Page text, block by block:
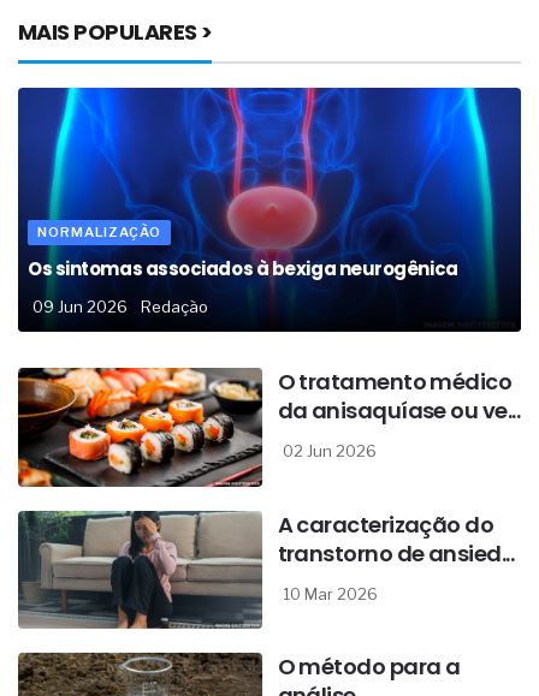
MAIS POPULARES >
NORMALIZAÇÃO
Os sintomas associados à bexiga neurogênica
09 Jun 2026 Redação
O tratamento médico
da anisaquíase ou ve...
02 Jun 2026
A caracterização do
transtorno de ansied...
10 Mar 2026
O método para a